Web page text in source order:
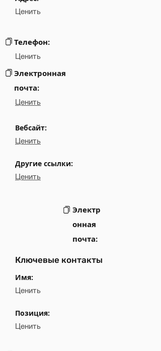
Email
Ценить
Телефон:
Ценить
Электронная
почта:
Ценить
Вебсайт:
Ценить
Другие ссылки:
Ценить
Электр
онная
почта:
Ключевые контакты
Имя:
Ценить
Позиция:
Ценить